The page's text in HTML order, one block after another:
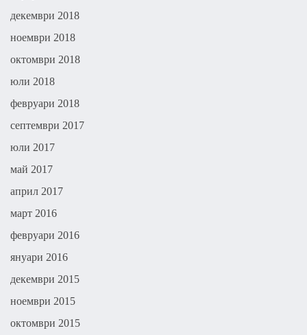
декември 2018
ноември 2018
октомври 2018
юли 2018
февруари 2018
септември 2017
юли 2017
май 2017
април 2017
март 2016
февруари 2016
януари 2016
декември 2015
ноември 2015
октомври 2015